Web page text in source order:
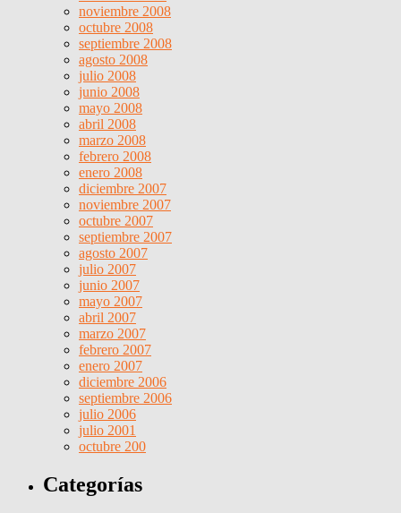
noviembre 2008
octubre 2008
septiembre 2008
agosto 2008
julio 2008
junio 2008
mayo 2008
abril 2008
marzo 2008
febrero 2008
enero 2008
diciembre 2007
noviembre 2007
octubre 2007
septiembre 2007
agosto 2007
julio 2007
junio 2007
mayo 2007
abril 2007
marzo 2007
febrero 2007
enero 2007
diciembre 2006
septiembre 2006
julio 2006
julio 2001
octubre 200
Categorías